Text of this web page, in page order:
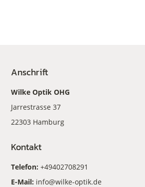
Anschrift
Wilke Optik OHG
Jarrestrasse 37
22303 Hamburg
Kontakt
Telefon:+49402708291
E-Mail: info@wilke-optik.de